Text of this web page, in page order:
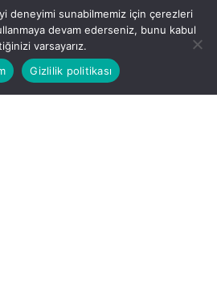
33 39
19 36
deneyimi sunabilmemiz için çerezleri
devam ederseniz, bunu kabul
varsayarız.
Gizlilik politikası